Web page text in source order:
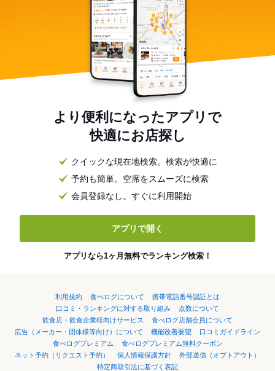
より便利になったアプリで
快適にお店探し
クイックな現在地検索。検索が快適に
予約も簡単。空席をスムーズに検索
会員登録なし。すぐに利用開始
アプリで開く
アプリなら1ヶ月無料でランキング検索！
利用規約 食べログについて
携帯電話番号認証とは
口コミ・ランキングに対する取り組み
点数について
飲食店・飲食企業様向けサービス
食べログ店舗会員について
広告（メーカー・団体様等向け）について
機能改善要望
口コミガイドライン
食べログプレミアム
食べログプレミアム無料クーポン
ネット予約（リクエスト予約）
個人情報保護方針
外部送信（オプトアウト）
特定商取引法に基づく表記